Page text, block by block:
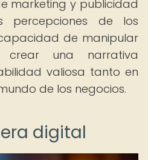
marketing y publicidad
de los
de manipular
una narrativa
valiosa tanto en
de los negocios.
digital